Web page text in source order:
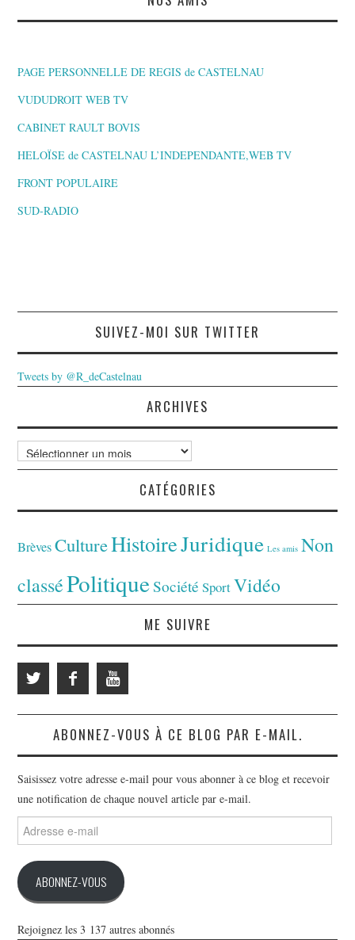
PAGE PERSONNELLE DE REGIS de CASTELNAU
VUDUDROIT WEB TV
CABINET RAULT BOVIS
HELOÏSE de CASTELNAU L’INDEPENDANTE,WEB TV
FRONT POPULAIRE
SUD-RADIO
SUIVEZ-MOI SUR TWITTER
Tweets by @R_deCastelnau
ARCHIVES
Archives
CATÉGORIES
Brèves CultureHistoireJuridique Les amis Non
classéPolitiqueSociété SportVidéo
ME SUIVRE
ABONNEZ-VOUS À CE BLOG PAR E-MAIL.
Saisissez votre adresse e-mail pour vous abonner à ce blog et recevoir
une notification de chaque nouvel article par e-mail.
Adresse
e-
ABONNEZ-VOUS
Rejoignez les 3 137 autres abonnés